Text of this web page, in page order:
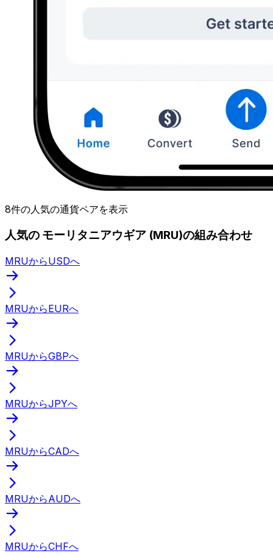
8件の人気の通貨ペアを表示
人気の モーリタニアウギア (MRU)の組み合わせ
MRUからUSDへ
MRUからEURへ
MRUからGBPへ
MRUからJPYへ
MRUからCADへ
MRUからAUDへ
MRUからCHFへ